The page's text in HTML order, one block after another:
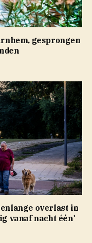
gesprongen
overlast in
vanaf nacht één’